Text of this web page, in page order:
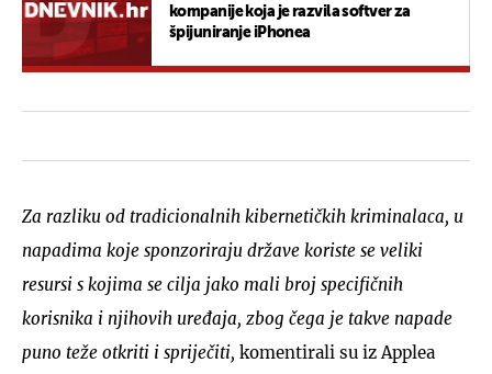
kompanije koja je razvila softver za
špijuniranje iPhonea
Za razliku od tradicionalnih kibernetičkih kriminalaca, u
napadima koje sponzoriraju države koriste se veliki
resursi s kojima se cilja jako mali broj specifičnih
korisnika i njihovih uređaja, zbog čega je takve napade
puno teže otkriti i spriječiti, komentirali su iz Applea